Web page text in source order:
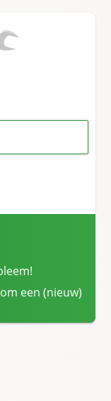
een (nieuw)